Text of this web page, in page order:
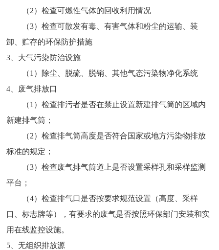
（2）检查可燃性气体的回收利用情况
（3）检查可散发有毒、有害气体和粉尘的运输、装
卸、贮存的环保防护措施
3、大气污染防治设施
（1）除尘、脱硫、脱销、其他气态污染物净化系统
4、废气排放口
（1）检查排污者是否在禁止设置新建排气筒的区域内
新建排气筒；
（2）检查排气筒高度是否符合国家或地方污染物排放
标准的规定；
（3）检查废气排气筒道上是否设置采样孔和采样监测
平台；
（4）检查排气口是否按要求规范设置（高度、采样
口、标志牌等），有要求的废气是否按照环保部门安装和实
用在线监控设施。
5、无组织排放源